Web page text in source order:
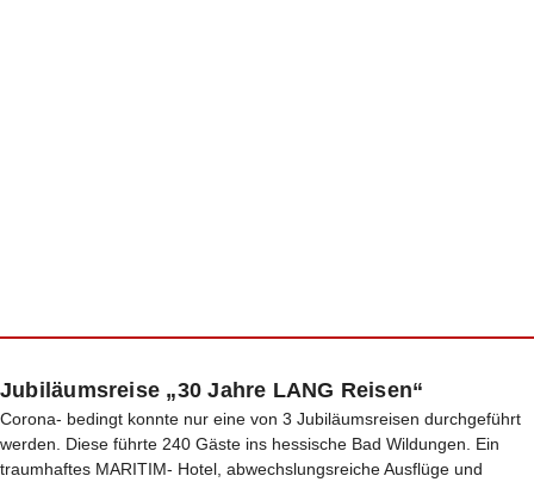
Jubiläumsreise „30 Jahre LANG Reisen“
Corona- bedingt konnte nur eine von 3 Jubiläumsreisen durchgeführt
werden. Diese führte 240 Gäste ins hessische Bad Wildungen. Ein
traumhaftes MARITIM- Hotel, abwechslungsreiche Ausflüge und